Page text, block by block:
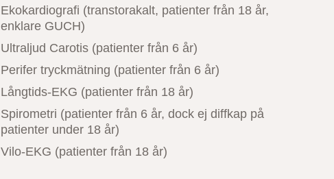
Ekokardiografi (transtorakalt, patienter från 18 år,
enklare GUCH)
Ultraljud Carotis (patienter från 6 år)
Perifer tryckmätning (patienter från 6 år)
Långtids-EKG (patienter från 18 år)
Spirometri (patienter från 6 år, dock ej diffkap på
patienter under 18 år)
Vilo-EKG (patienter från 18 år)